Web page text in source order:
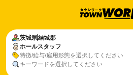
茨城県結城郡
ホールスタッフ
特徴/給与/雇用形態を選択してください
キーワードを選択してください